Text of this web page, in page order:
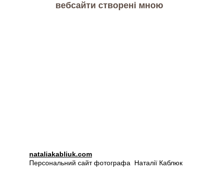
вебсайти створені мною
nataliakabliuk.com
Персональний сайт фотографа  Наталії Каблюк